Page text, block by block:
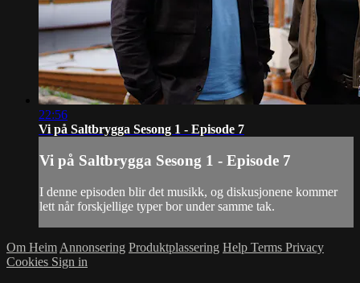
22:56
Vi på Saltbrygga Sesong 1 - Episode 7
Vi på Saltbrygga Sesong 1 - Episode 7
I denne episoden blir det musikk, og diskusjonene kommer
lett når forskjellige typer bor under samme tak.
Om Heim Annonsering Produktplassering Help Terms Privacy
Cookies Sign in